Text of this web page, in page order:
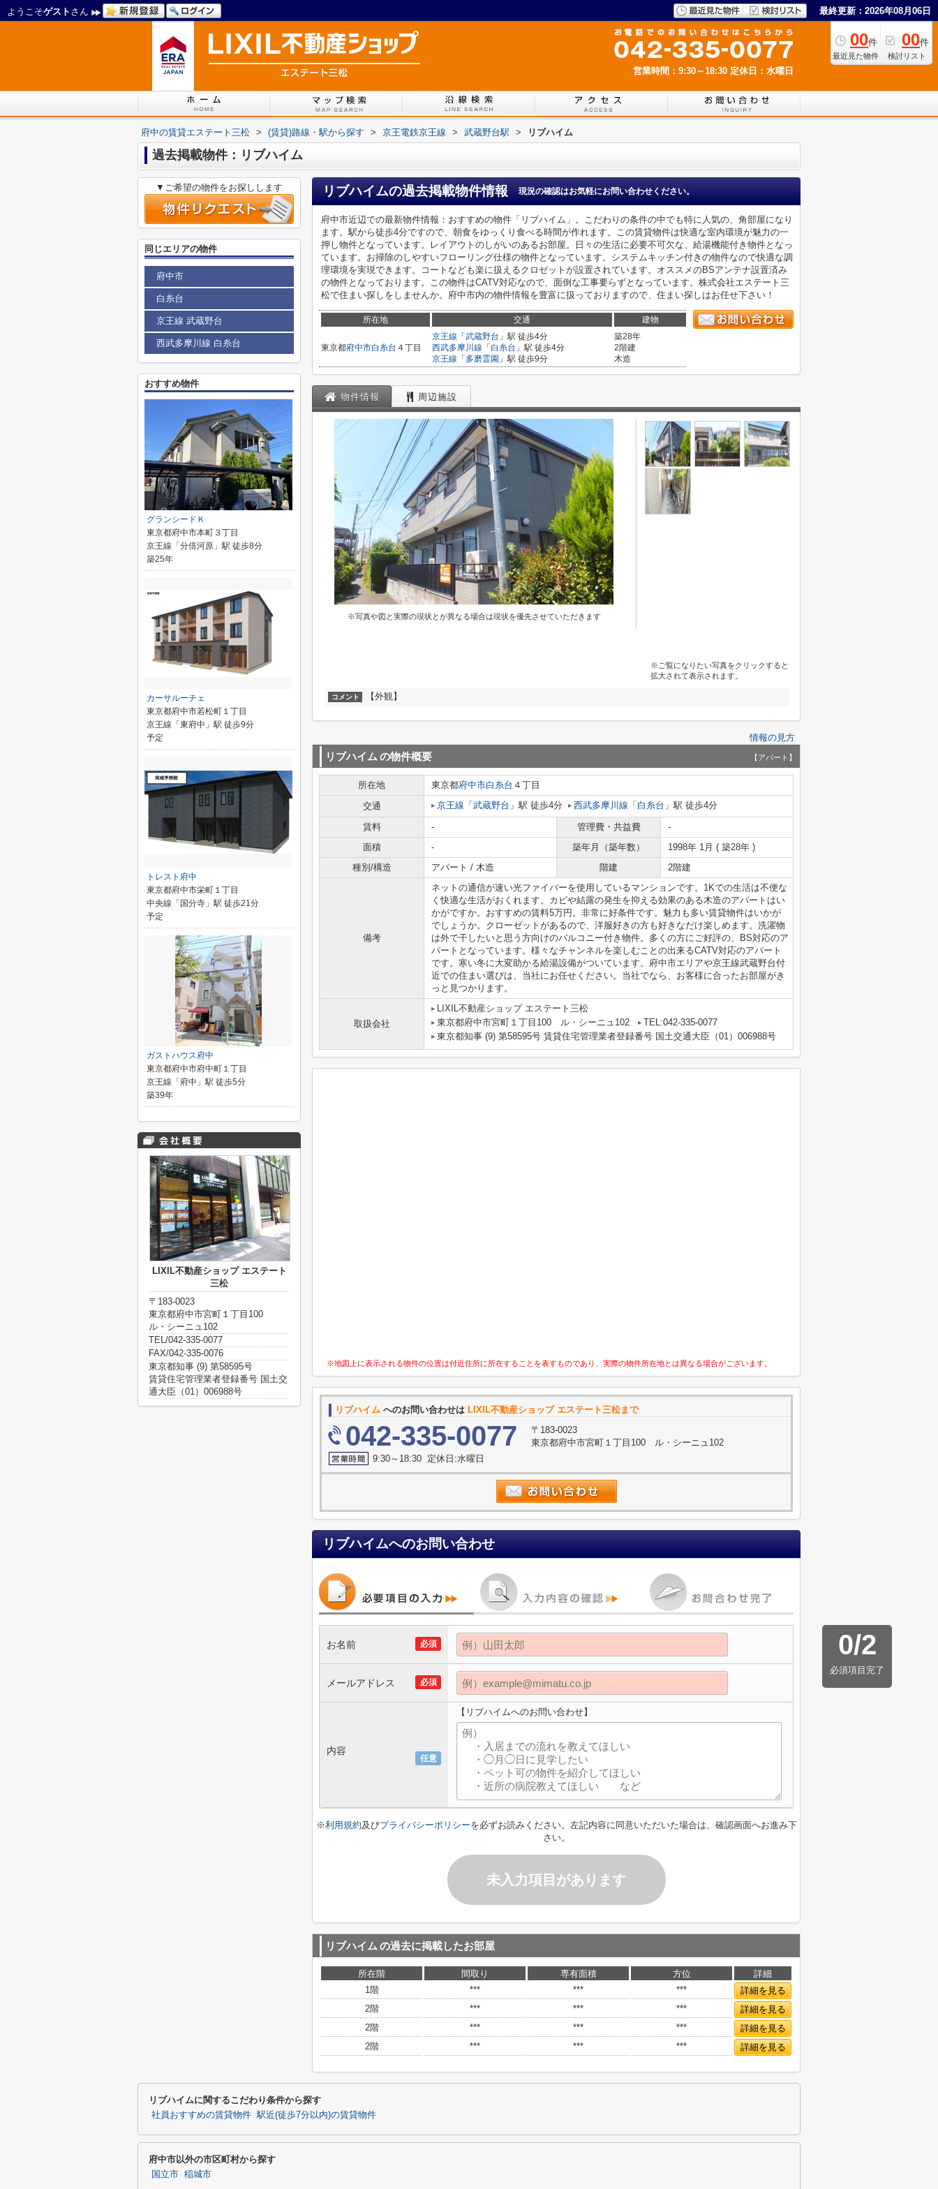
ようこそゲスト さん 最終更新：2026年08月06日
00件
最近見た物件
00件
検討リスト
営業時間：9:30～18:30 定休日：水曜日
府中の賃貸エステート三松 > (賃貸)路線・駅から探す > 京王電鉄京王線 > 武蔵野台駅 > リブハイム
過去掲載物件：リブハイム
リブハイムの過去掲載物件情報 現況の確認はお気軽にお問い合わせください。
府中市近辺での最新物件情報：おすすめの物件「リブハイム」。こだわりの条件の中でも特に人気の、角部屋になり
ます。駅から徒歩4分ですので、朝食をゆっくり食べる時間が作れます。この賃貸物件は快適な室内環境が魅力の一
押し物件となっています。レイアウトのしがいのあるお部屋。日々の生活に必要不可欠な、給湯機能付き物件となっ
ています。お掃除のしやすいフローリング仕様の物件となっています。システムキッチン付きの物件なので快適な調
理環境を実現できます。コートなども楽に扱えるクロゼットが設置されています。オススメのBSアンテナ設置済み
の物件となっております。この物件はCATV対応なので、面倒な工事要らずとなっています。株式会社エステート三
松で住まい探しをしませんか。府中市内の物件情報を豊富に扱っておりますので、住まい探しはお任せ下さい！
所在地 交通 建物
東京都府中市白糸台 ４丁目
京王線 「 武蔵野台 」駅 徒歩4分
西武多摩川線 「 白糸台 」駅 徒歩4分
京王線 「 多磨霊園 」駅 徒歩9分
築28年
2階建
木造
物件情報 周辺施設
※写真や図と実際の現状とが異なる場合は現状を優先させていただきます
※ご覧になりたい写真をクリックすると
拡大されて表示されます。
コメント 【外観】
情報の見方
リブハイム の物件概要 【アパート】
所在地 東京都府中市白糸台 ４丁目
交通
京王線 「 武蔵野台 」駅 徒歩4分 西武多摩川線 「 白糸台 」駅 徒歩4分
賃料 - 管理費・共益費
-
面積
- 築年月（築年数）
1998年 1月 ( 築28年 )
種別/構造
アパート / 木造 階建 2階建
備考
ネットの通信が速い光ファイバーを使用しているマンションです。1Kでの生活は不便な
く快適な生活がおくれます。カビや結露の発生を抑える効果のある木造のアパートはい
かがですか。おすすめの賃料5万円。非常に好条件です。魅力も多い賃貸物件はいかが
でしょうか。クローゼットがあるので、洋服好きの方も好きなだけ楽しめます。洗濯物
は外で干したいと思う方向けのバルコニー付き物件。多くの方にご好評の、BS対応のア
パートとなっています。様々なチャンネルを楽しむことの出来るCATV対応のアパート
です。寒い冬に大変助かる給湯設備がついています。府中市エリアや京王線武蔵野台付
近での住まい選びは、当社にお任せください。当社でなら、お客様に合ったお部屋がき
っと見つかります。
取扱会社
LIXIL不動産ショップ エステート三松
東京都府中市宮町１丁目100 ル・シーニュ102
TEL:042-335-0077
東京都知事 (9) 第58595号 賃貸住宅管理業者登録番号 国土交通大臣（01）006988号
※地図上に表示される物件の位置は付近住所に所在することを表すものであり、実際の物件所在地とは異なる場合がございます。
リブハイム へのお問い合わせは LIXIL不動産ショップ エステート三松まで
042-335-0077
〒183-0023
東京都府中市宮町１丁目100 ル・シーニュ102
9:30～18:30 定休日:水曜日
リブハイムへのお問い合わせ
0/2
必須項目完了
必須
お名前
必須
メールアドレス
任意
内容
【リブハイムへのお問い合わせ】
※利用規約及びプライバシーポリシーを必ずお読みください。左記内容に同意いただいた場合は、確認画面へお進み下
さい。
未入力項目があります
リブハイム の過去に掲載したお部屋
所在階 間取り 専有面積 方位
詳細
1階
*** *** ***
詳細を見る
2階
*** *** ***
詳細を見る
2階
*** *** ***
詳細を見る
2階
*** *** *** 詳細を見る
▼ご希望の物件をお探しします
同じエリアの物件
府中市
白糸台
京王線 武蔵野台
西武多摩川線 白糸台
おすすめ物件
グランシードＫ
東京都府中市本町３丁目
京王線「分倍河原」駅 徒歩8分
築25年
カーサルーチェ
東京都府中市若松町１丁目
京王線「東府中」駅 徒歩9分
予定
トレスト府中
東京都府中市栄町１丁目
中央線「国分寺」駅 徒歩21分
予定
ガストハウス府中
東京都府中市府中町１丁目
京王線「府中」駅 徒歩5分
築39年
LIXIL不動産ショップ エステート
三松
〒183-0023
東京都府中市宮町１丁目100
ル・シーニュ102
TEL/042-335-0077
FAX/042-335-0076
東京都知事 (9) 第58595号
賃貸住宅管理業者登録番号 国土交
通大臣（01）006988号
リブハイムに関するこだわり条件から探す
社員おすすめの賃貸物件 駅近(徒歩7分以内)の賃貸物件
府中市以外の市区町村から探す
国立市 稲城市